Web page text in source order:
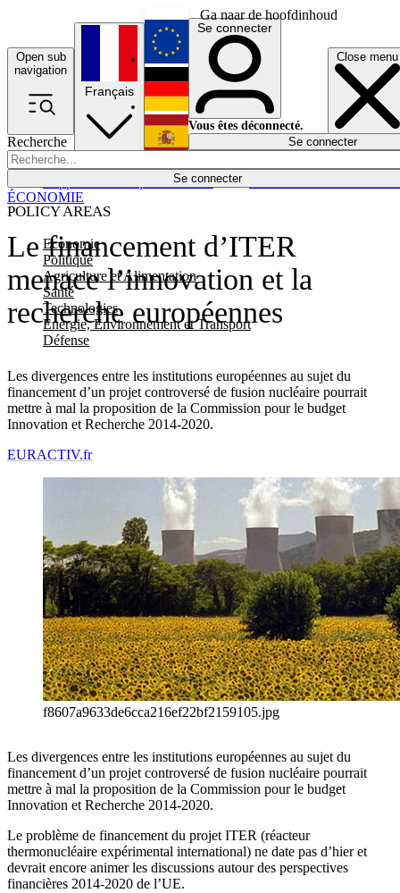
Ga naar de hoofdinhoud
Open sub
navigation
Close menu
Recherche
Se connecter
POLICY AREAS
Economie
Politique
Agriculture et Alimentation
Santé
Technologies
Energie, Environnement et Transport
Défense
Économie
Français
English
Deutsch
Español
Se connecter
Vous êtes déconnecté.
Se connecter
Le financement d’ITER
menace l’innovation et la
recherche européennes
Les divergences entre les institutions européennes au sujet du
financement d’un projet controversé de fusion nucléaire pourrait
mettre à mal la proposition de la Commission pour le budget
Innovation et Recherche 2014-2020.
ÉCONOMIE
EURACTIV.fr
f8607a9633de6cca216ef22bf2159105.jpg
Les divergences entre les institutions européennes au sujet du
financement d’un projet controversé de fusion nucléaire pourrait
mettre à mal la proposition de la Commission pour le budget
Innovation et Recherche 2014-2020.
Le problème de financement du projet ITER (réacteur
thermonucléaire expérimental international) ne date pas d’hier et
devrait encore animer les discussions autour des perspectives
financières 2014-2020 de l’UE.